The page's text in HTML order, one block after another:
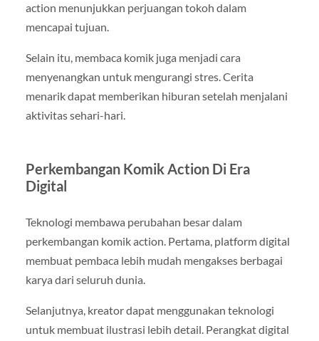
action menunjukkan perjuangan tokoh dalam
mencapai tujuan.
Selain itu, membaca komik juga menjadi cara
menyenangkan untuk mengurangi stres. Cerita
menarik dapat memberikan hiburan setelah menjalani
aktivitas sehari-hari.
Perkembangan Komik Action Di Era
Digital
Teknologi membawa perubahan besar dalam
perkembangan komik action. Pertama, platform digital
membuat pembaca lebih mudah mengakses berbagai
karya dari seluruh dunia.
Selanjutnya, kreator dapat menggunakan teknologi
untuk membuat ilustrasi lebih detail. Perangkat digital